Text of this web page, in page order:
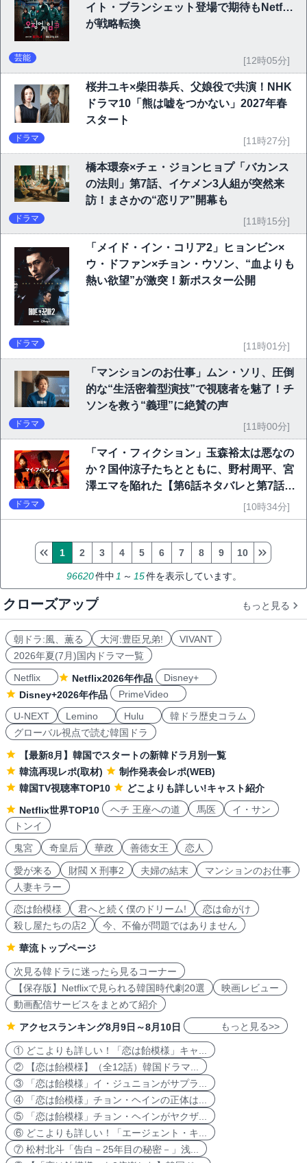
イト・ブランシェット登場で期待もNetflix
が戦略転換
芸能 [12時05分]
桜井ユキ×柴田恭兵、父娘役で共演！NHK
ドラマ10「熊は嘘をつかない」2027年春
スタート
ドラマ [11時27分]
橋本環奈×チェ・ジョンヒョプ「バカンス
の法則」第7話、イケメン3人組が突然来
訪！まさかの“恋リア”開幕も
ドラマ [11時15分]
「メイド・イン・コリア2」ヒョンビン×
ウ・ドファン×チョン・ウソン、“血よりも
熱い欲望”が激突！新ポスター公開
ドラマ [11時01分]
「マンションのお仕事」ムン・ソリ、圧倒
的な“生活密着型演技”で視聴者を魅了！チ
ソンを救う“義理”に絶賛の声
ドラマ [11時00分]
「マイ・フィクション」玉森裕太は悪なの
か？国仲涼子たちとともに、野村周平、宮
澤エマを陥れた【第6話ネタバレと第7話予
ドラマ [10時34分]
96620件中 1 ～ 15件を表示しています。
1 2 3 4 5 6 7 8 9 10
クローズアップ もっと見る
朝ドラ:風、薫る 大河:豊臣兄弟!
VIVANT
2026年夏(7月)国内ドラマ一覧
Netflix
Netflix2026年作品
Disney+
Disney+2026年作品
PrimeVideo
U-NEXT
Lemino Hulu
韓ドラ歴史コラム
グローバル視点で読む韓国ドラ
【最新8月】韓国でスタートの新韓ドラ月別一覧
韓流再現レポ(取材)
制作発表会レポ(WEB)
韓国TV視聴率TOP10
どこよりも詳しい!キャスト紹介
Netflix世界TOP10
ヘチ 王座への道 馬医
イ・サン
トンイ
鬼宮
奇皇后 華政 善徳女王 恋人
愛が来る 財閥 X 刑事2 夫婦の結末
マンションのお仕事
人妻キラー
恋は飴模様
君へと続く僕のドリーム!
恋は命がけ
殺し屋たちの店2
今、不倫が問題ではありません
華流トップページ
次見る韓ドラに迷ったら見るコーナー
【保存版】Netflixで見られる韓国時代劇20選
映画レビュー
動画配信サービスをまとめて紹介
アクセスランキング8月9日～8月10日 もっと見る>>
① どこよりも詳しい！「恋は飴模様」キャ...
② 【恋は飴模様】（全12話）韓国ドラマ...
③ 「恋は飴模様」イ・ジュニョンがサプラ...
④ 「恋は飴模様」チョン・ヘインの正体は...
⑤ 「恋は飴模様」チョン・ヘインがヤクザ...
⑥ どこよりも詳しい！「エージェント・キ...
⑦ 松村北斗「告白－25年目の秘密－」浅...